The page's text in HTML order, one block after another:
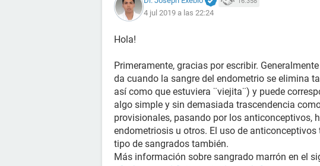
4 jul 2019 a las 22:24
Hola!
Primeramente, gracias por escribir.
da cuando la sangre del endometrio se elimina
así como que estuviera ¨viejita¨) y puede
algo simple y sin demasiada trascendencia
provisionales, pasando por los anticonceptivos,
endometriosis u otros. El uso de
tipo de sangrados también.
Más información sobre sangrado marrón en el